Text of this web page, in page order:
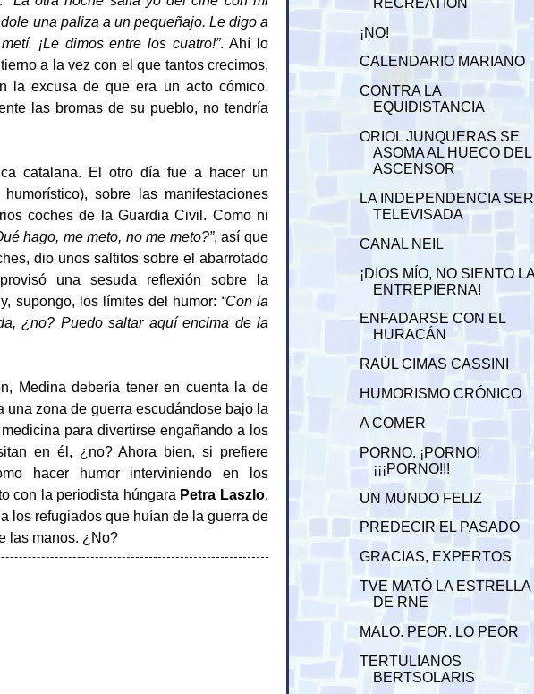
una paliza a un pequeñajo. Le digo a
¡Le dimos entre los cuatro!”. Ahí lo
a la vez con el que tantos crecimos,
la excusa de que era un acto cómico.
las bromas de su pueblo, no tendría
catalana. El otro día fue a hacer un
sobre las manifestaciones
coches de la Guardia Civil. Como ni
hago, me meto, no me meto?”, así que
dio unos saltitos sobre el abarrotado
una sesuda reflexión sobre la
supongo, los límites del humor: “Con la
¿no? Puedo saltar aquí encima de la
Medina debería tener en cuenta la de
una zona de guerra escudándose bajo la
para divertirse engañando a los
en él, ¿no? Ahora bien, si prefiere
hacer humor interviniendo en los
con la periodista húngara Petra Laszlo,
los refugiados que huían de la guerra de
las manos. ¿No?
¡NO!
CALENDARIO MARIANO
CONTRA LA
EQUIDISTANCIA
ORIOL JUNQUERAS SE
ASOMA AL HUECO DEL
ASCENSOR
LA INDEPENDENCIA
TELEVISADA
CANAL NEIL
¡DIOS MÍO, NO SIENTO
ENTREPIERNA!
ENFADARSE CON EL
HURACÁN
RAÚL CIMAS CASSINI
HUMORISMO CRÓNICO
A COMER
PORNO. ¡PORNO!
¡¡¡PORNO!!!
UN MUNDO FELIZ
PREDECIR EL PASADO
GRACIAS, EXPERTOS
TVE MATÓ LA ESTRELLA
DE RNE
MALO. PEOR. LO PEOR
TERTULIANOS
BERTSOLARIS